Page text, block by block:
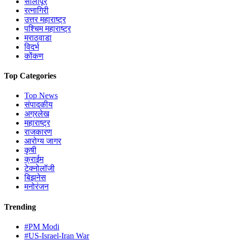
रत्नागिरी
उत्तर महाराष्ट्र
पश्चिम महाराष्ट्र
मराठवाडा
विदर्भ
कोंकण
Top Categories
Top News
संपादकीय
अग्रलेख
महाराष्ट्र
राजकारण
आरोग्य जागर
कृषी
क्राईम
टेक्नोलॉजी
बिझनेस
मनोरंजन
Trending
#PM Modi
#US-Israel-Iran War